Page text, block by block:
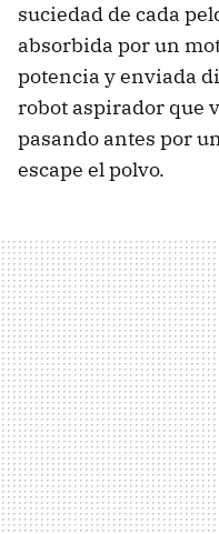
suciedad de cada
absorbida por un
potencia y enviada
robot aspirador que
pasando antes por
escape el polvo.